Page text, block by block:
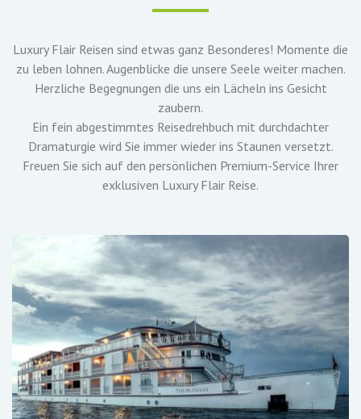
Luxury Flair Reisen sind etwas ganz Besonderes! Momente die
zu leben lohnen. Augenblicke die unsere Seele weiter machen.
Herzliche Begegnungen die uns ein Lächeln ins Gesicht
zaubern.
Ein fein abgestimmtes Reisedrehbuch mit durchdachter
Dramaturgie wird Sie immer wieder ins Staunen versetzt.
Freuen Sie sich auf den persönlichen Premium-Service Ihrer
exklusiven Luxury Flair Reise.